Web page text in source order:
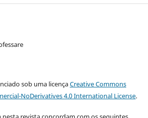
sob uma licençaCreative Commons
NoDerivatives 4.0 International License.